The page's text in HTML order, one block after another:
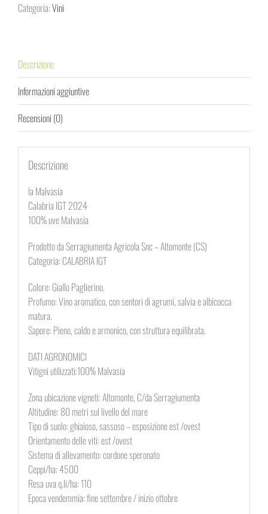
Categoria:Vini
Descrizione
Informazioni aggiuntive
Recensioni (0)
Descrizione
la Malvasia
Calabria IGT 2024
100% uve Malvasia
Prodotto da Serragiumenta Agricola Snc – Altomonte (CS)
Categoria: CALABRIA IGT
Colore: Giallo Paglierino.
Profumo: Vino aromatico, con sentori di agrumi, salvia e albicocca
matura.
Sapore: Pieno, caldo e armonico, con struttura equilibrata.
DATI AGRONOMICI
Vitigni utilizzati:100% Malvasia
Zona ubicazione vigneti: Altomonte, C/da Serragiumenta
Altitudine: 80 metri sul livello del mare
Tipo di suolo: ghiaioso, sassoso – esposizione est /ovest
Orientamento delle viti: est /ovest
Sistema di allevamento: cordone speronato
Ceppi/ha: 4500
Resa uva q.li/ha: 110
Epoca vendemmia: fine settembre / inizio ottobre